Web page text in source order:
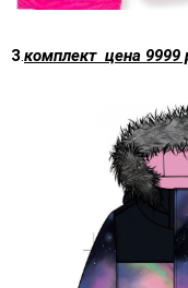
3.комплект цена 9999